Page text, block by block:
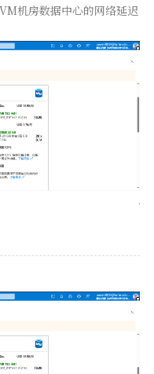
机房数据中心的网络延迟